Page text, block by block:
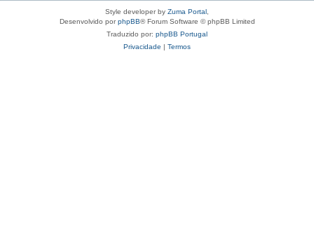
Style developer by Zuma Portal
Desenvolvido porphpBB® Forum Software © phpBB Limited
Traduzido por: phpBB Portugal
Privacidade | Termos